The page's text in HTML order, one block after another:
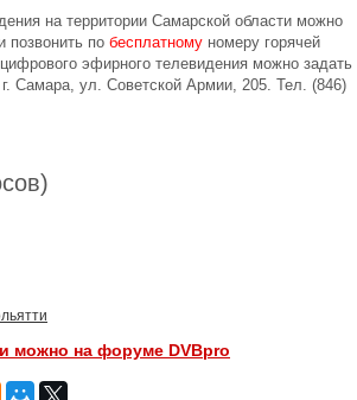
на территории Самарской области можно
позвонить по бесплатному номеру горячей
эфирного телевидения можно задать
Самара, ул. Советской Армии, 205. Тел. (846)
можно на форуме DVBpro